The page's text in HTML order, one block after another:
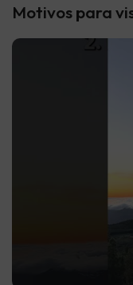
Motivos para